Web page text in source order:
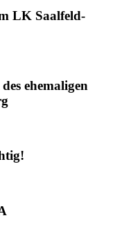
LK Saalfeld-
ehemaligen